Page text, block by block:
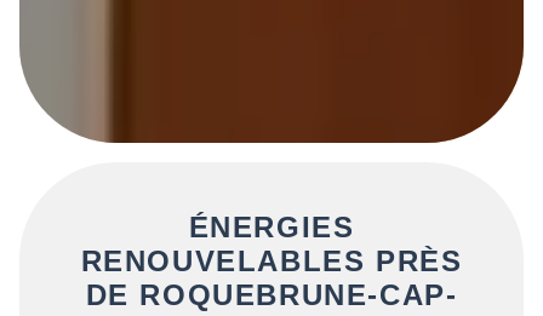
ÉNERGIES
RENOUVELABLES PRÈS
DE ROQUEBRUNE-CAP-